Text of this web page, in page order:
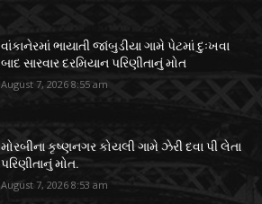
વાંકાનેરમાં ભાયાતી જાંબુડીયા ગામે પેટમાં દુઃખવા
બાદ સારવાર દરમિયાન પરિણીતાનું મોત
August 7, 2026 8:55 am
મોરબીના કૃષ્ણનગર કોયલી ગામે ઝેરી દવા પી લેતા
પરિણીતાનું મોત.
August 7, 2026 8:53 am